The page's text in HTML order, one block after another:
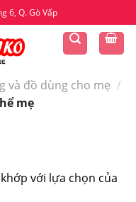
6, Q. Gò Vấp
và đồ dùng cho mẹ /
mẹ
với lựa chọn của